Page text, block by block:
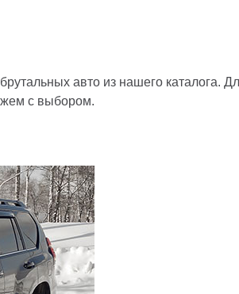
авто из нашего каталога.
с выбором.